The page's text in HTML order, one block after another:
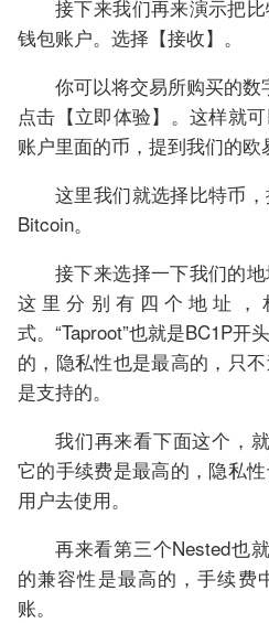
接下来我们再来演示把
钱包账户。选择【接收】。
你可以将交易所购买的数
点击【立即体验】。这样就
账户里面的币，提到我们的欧
这里我们就选择比特币
Bitcoin。
接下来选择一下我们的
这里分别有四个地址，
式。“Taproot”也就是BC1P开
的，隐私性也是最高的，只
是支持的。
我们再来看下面这个，
它的手续费是最高的，隐私
用户去使用。
再来看第三个Nested也
的兼容性是最高的，手续费
账。